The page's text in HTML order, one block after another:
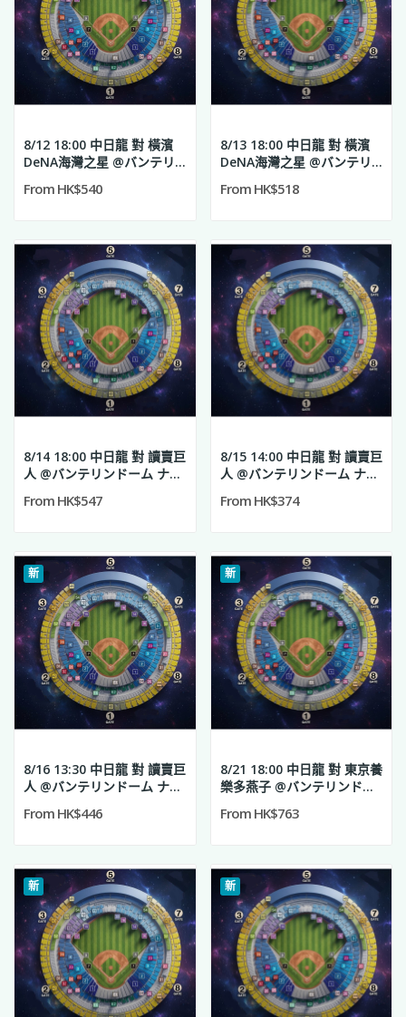
8/12 18:00 中日龍 對 橫濱
DeNA海灣之星 @バンテリ
From HK$540
8/13 18:00 中日龍 對 橫濱
DeNA海灣之星 @バンテリ
From HK$518
8/14 18:00 中日龍 對 讀賣巨
人 @バンテリンドーム ナゴ
From HK$547
8/15 14:00 中日龍 對 讀賣巨
人 @バンテリンドーム ナゴ
From HK$374
新
8/16 13:30 中日龍 對 讀賣巨
人 @バンテリンドーム ナゴ
From HK$446
新
8/21 18:00 中日龍 對 東京養
樂多燕子 @バンテリンドー
From HK$763
新 新